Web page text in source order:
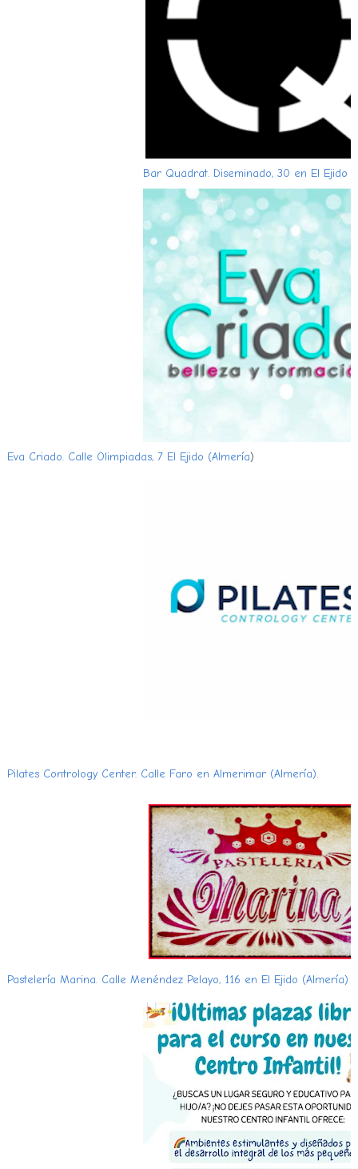
Bar Quadrat. Diseminado, 30 en El Ejido
Eva Criado. Calle Olimpiadas, 7 El Ejido (Almería)
Pilates Contrology Center. Calle Faro en Almerimar (Almería).
Pastelería Marina. Calle Menéndez Pelayo, 116 en El Ejido (Almería)